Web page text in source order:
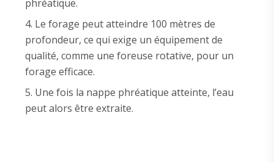
phréatique.
Le forage peut atteindre 100 mètres de
profondeur, ce qui exige un équipement de
qualité, comme une foreuse rotative, pour un
forage efficace.
Une fois la nappe phréatique atteinte, l’eau
peut alors être extraite.